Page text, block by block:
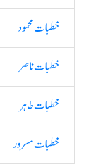
خطبات محمود
خطبات ناصر
خطبات طاہر
خطبات مسرور